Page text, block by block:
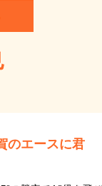
のエースに君